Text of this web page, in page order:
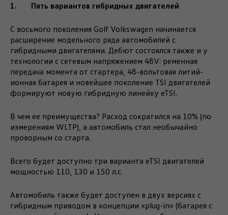
1. Пять вариантов гибридных двигателей
С восьмого поколения Golf Volkswagen начинается
расширение модельного ряда автомобилей с
гибридными двигателями. Дебют состоялся также и у
технологии с сетевым напряжением 48V: ременная
передача момента от стартера, 48-вольтовая литий-
ионная батарея и новейшее поколение TSI двигателей
формируют новую гибридную линейку eTSI.
В чем ее преимущества? Расход сократился на 10% (по
измерениям WLTP), а автомобиль стал необычайно
проворным со старта.
Всего будет доступно три варианта eTSI двигателей
мощностью 110, 130 и 150 л.с.
Автомобиль также будет доступен в двух версиях с
гибридным приводом в концепции «plug-in» (батарея с